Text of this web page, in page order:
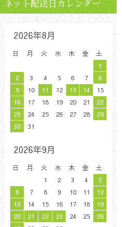
ネット配送日カレンダー
2026年8月
日 月 火 水 木 金
土
1
2
3 4 5 6 7
8
9
10 11 12 13 14
15
16
17 18 19 20 21
22
23
24 25 26 27 28
29
30
31
2026年9月
日 月 火 水 木 金
土
1
2 3 4
5
6
7 8 9 10 11
12
13
14 15 16 17 18
19
20
21 22 23 24 25
26